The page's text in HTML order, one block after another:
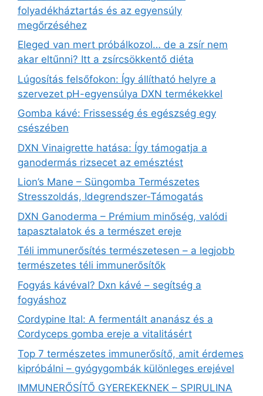
folyadékháztartás és az egyensúly
megőrzéséhez
Eleged van mert próbálkozol… de a zsír nem
akar eltűnni? Itt a zsírcsökkentő diéta
Lúgosítás felsőfokon: Így állítható helyre a
szervezet pH-egyensúlya DXN termékekkel
Gomba kávé: Frissesség és egészség egy
csészében
DXN Vinaigrette hatása: Így támogatja a
ganodermás rizsecet az emésztést
Lion’s Mane – Süngomba Természetes
Stresszoldás, Idegrendszer‑Támogatás
DXN Ganoderma – Prémium minőség, valódi
tapasztalatok és a természet ereje
Téli immunerősítés természetesen – a legjobb
természetes téli immunerősítők
Fogyás kávéval? Dxn kávé – segítség a
fogyáshoz
Cordypine Ital: A fermentált ananász és a
Cordyceps gomba ereje a vitalitásért
Top 7 természetes immunerősítő, amit érdemes
kipróbálni – gyógygombák különleges erejével
IMMUNERŐSÍTŐ GYEREKEKNEK – SPIRULINA